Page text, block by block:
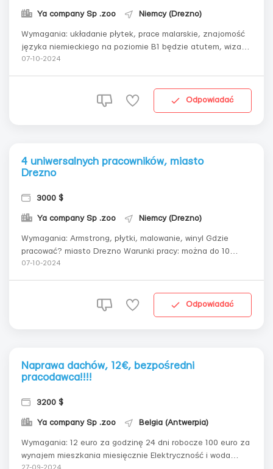
Ya company Sp .zoo Niemcy (Drezno)
Wymagania: układanie płytek, prace malarskie, znajomość
języka niemieckiego na poziomie B1 będzie atutem, wiza
polska, Białorusini, Kirgizi Gdzie pracować? Spęchingen
07-10-2024
Odpowiadać
4 uniwersalnych pracowników, miasto
Drezno
3000 $
Ya company Sp .zoo Niemcy (Drezno)
Wymagania: Armstrong, płytki, malowanie, winyl Gdzie
pracować? miasto Drezno Warunki pracy: można do 10
godzin
07-10-2024
Odpowiadać
Naprawa dachów, 12€, bezpośredni
pracodawca!!!!
3200 $
Ya company Sp .zoo Belgia (Antwerpia)
Wymagania: 12 euro za godzinę 24 dni robocze 100 euro za
wynajem mieszkania miesięcznie Elektryczność i woda
27-09-2024